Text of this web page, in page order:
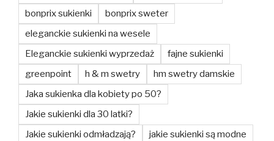
bonprix sukienki
bonprix sweter
eleganckie sukienki na wesele
Eleganckie sukienki wyprzedaż
fajne sukienki
greenpoint
h & m swetry
hm swetry damskie
Jaka sukienka dla kobiety po 50?
Jakie sukienki dla 30 latki?
Jakie sukienki odmładzają?
jakie sukienki są modne